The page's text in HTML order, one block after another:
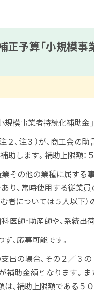
予算「小規模事
模事業者持続化補助金
２、注３）が、商工会
します。補助上限額：５
業その他の業種に属す
り、常時使用する従業
については５人以下）
歯科医師・助産師や、系
ず、応募可能です。
支出の場合、その２／
補助金額となります。
、補助上限額である５